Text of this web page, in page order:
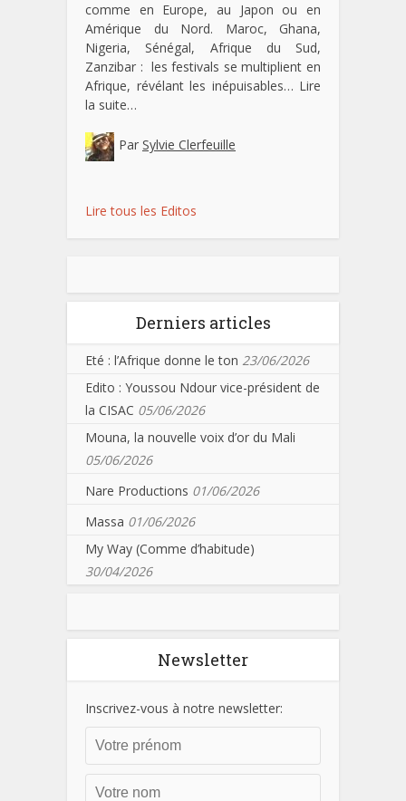
comme en Europe, au Japon ou en
Amérique du Nord. Maroc, Ghana,
Nigeria, Sénégal, Afrique du Sud,
Zanzibar : les festivals se multiplient en
Afrique, révélant les inépuisables… Lire
la suite…
Par Sylvie Clerfeuille
Lire tous les Editos
Derniers articles
Eté : l’Afrique donne le ton 23/06/2026
Edito : Youssou Ndour vice-président de
la CISAC 05/06/2026
Mouna, la nouvelle voix d’or du Mali
05/06/2026
Nare Productions 01/06/2026
Massa 01/06/2026
My Way (Comme d’habitude)
30/04/2026
Newsletter
Inscrivez-vous à notre newsletter: